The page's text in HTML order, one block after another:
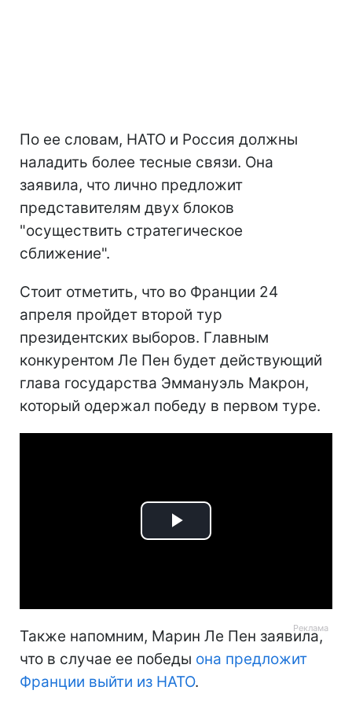
По ее словам, НАТО и Россия должны
наладить более тесные связи. Она
заявила, что лично предложит
представителям двух блоков
"осуществить стратегическое
сближение".
Стоит отметить, что во Франции 24
апреля пройдет второй тур
президентских выборов. Главным
конкурентом Ле Пен будет действующий
глава государства Эммануэль Макрон,
который одержал победу в первом туре.
Play
Также напомним, Марин Ле Пен заявила,
что в случае ее победы она предложит
Франции выйти из НАТО.